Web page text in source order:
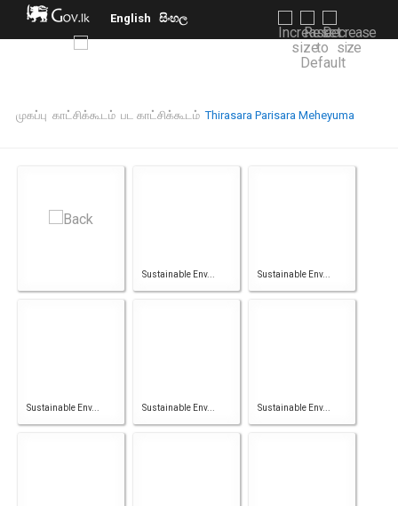
English සිංහල
முகப்பு காட்சிக்கூடம் பட காட்சிக்கூடம் Thirasara Parisara Meheyuma
Sustainable Env... Sustainable Env...
Sustainable Env... Sustainable Env... Sustainable Env...